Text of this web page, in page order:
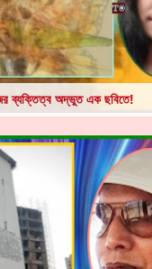
ব্যক্তিত্ব অদ্ভুত এক ছবিতে!